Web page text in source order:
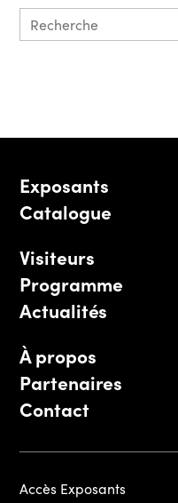
Exposants
Catalogue
Visiteurs
Programme
Actualités
À propos
Partenaires
Contact
Accès Exposants